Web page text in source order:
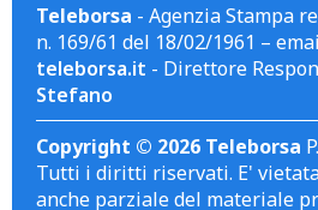
Teleborsa - Agenzia Stampa
n. 169/61 del 18/02/1961 –
teleborsa.it - Direttore
Stefano
Copyright © 2026 Teleborsa
Tutti i diritti riservati. E'
anche parziale del materiale